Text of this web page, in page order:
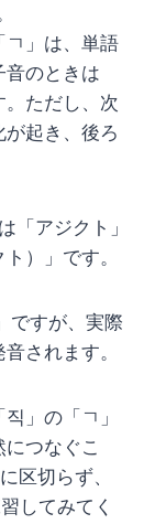
ㄱ」は、単語
音のときは
。ただし、次
起き、後ろ
「アジクト」
）」です。
ですが、実際
されます。
」の「ㄱ」
つなぐこ
区切らず、
してみてく